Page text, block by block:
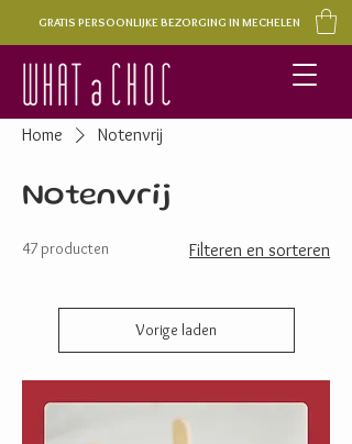
GRATIS PERSOONLIJKE BEZORGING IN MECHELEN
Home Notenvrij
Notenvrij
47 producten Filteren en sorteren
Vorige laden